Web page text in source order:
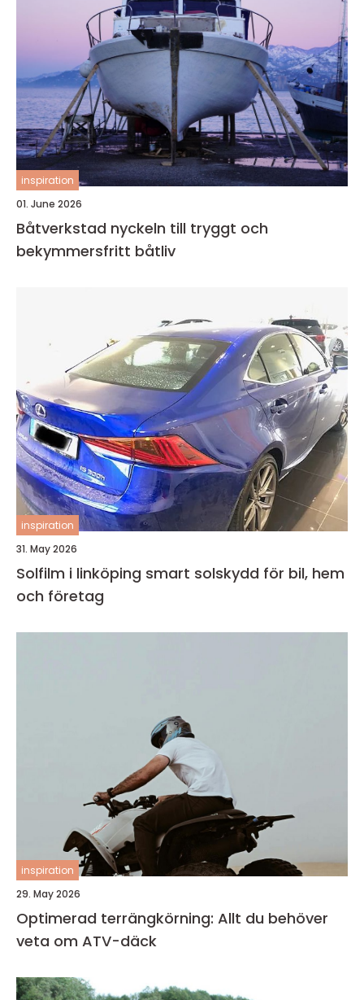
inspiration
01. June 2026
Båtverkstad nyckeln till tryggt och
bekymmersfritt båtliv
inspiration
31. May 2026
Solfilm i linköping smart solskydd för bil, hem
och företag
inspiration
29. May 2026
Optimerad terrängkörning: Allt du behöver
veta om ATV-däck